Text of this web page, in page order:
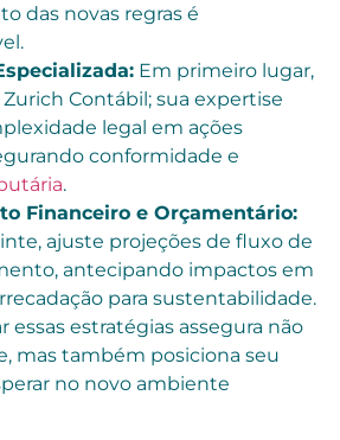
das novas regras é
Em primeiro lugar,
Contábil; sua expertise
legal em ações
conformidade e
.
Financeiro e Orçamentário:
ajuste projeções de fluxo de
antecipando impactos em
para sustentabilidade.
essas estratégias assegura não
mas também posiciona seu
no novo ambiente